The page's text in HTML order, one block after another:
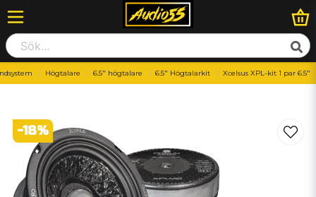
Högtalare 6.5" högtalare 6.5" Högtalarkit Xcelsus XPL-kit 1 par 6.5"
-18%